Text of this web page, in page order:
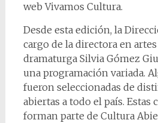
web Vivamos Cultura.
Desde esta edición, la
cargo de la directora en
dramaturga Silvia Gómez
una programación variada.
fueron seleccionadas de
abiertas a todo el país. Estas
forman parte de Cultura